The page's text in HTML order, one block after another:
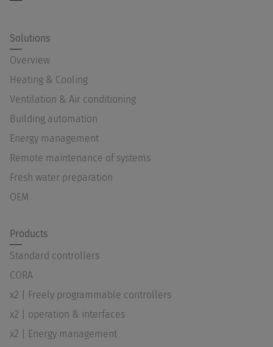
Solutions
Overview
Heating & Cooling
Ventilation & Air conditioning
Building automation
Energy management
Remote maintenance of systems
Fresh water preparation
OEM
Products
Standard controllers
CORA
x2 | Freely programmable controllers
x2 | operation & interfaces
x2 | Energy management